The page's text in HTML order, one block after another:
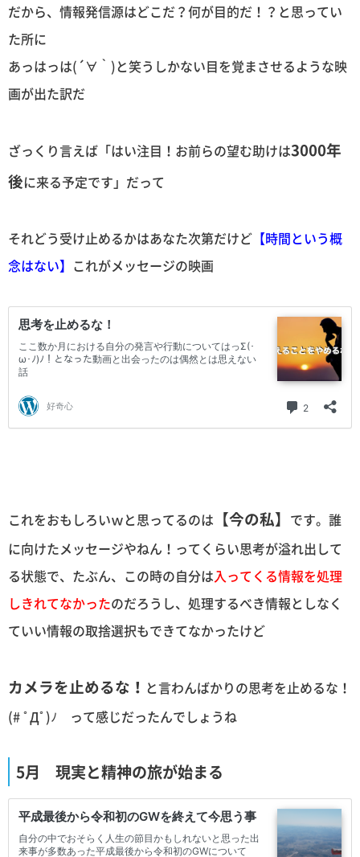
だから、情報発信源はどこだ？何が目的だ！？と思ってい
た所に
あっはっは(´∀｀)と笑うしかない目を覚まさせるような映
画が出た訳だ
ざっくり言えば「はい注目！お前らの望む助けは3000年
後に来る予定です」だって
それどう受け止めるかはあなた次第だけど 【時間という概
念はない】 これがメッセージの映画
これをおもしろいｗと思ってるのは 【今の私】 です。誰
に向けたメッセージやねん！ってくらい思考が溢れ出して
る状態で、たぶん、この時の自分は入ってくる情報を処理
しきれてなかったのだろうし、処理するべき情報としなく
ていい情報の取捨選択もできてなかったけど
カメラを止めるな！ と言わんばかりの思考を止めるな！
(# ﾟДﾟ)ﾉ って感じだったんでしょうね
5月 現実と精神の旅が始まる